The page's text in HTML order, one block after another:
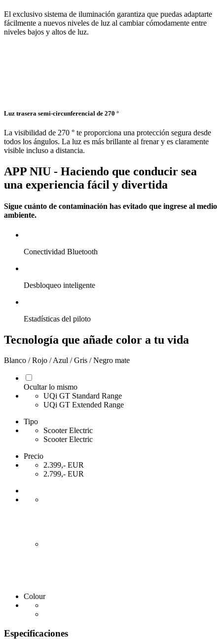
El exclusivo sistema de iluminación garantiza que puedas adaptarte
fácilmente a nuevos niveles de luz al cambiar cómodamente entre
niveles bajos y altos de luz.
Luz trasera semi-circunferencial de 270 °
La visibilidad de 270 ° te proporciona una protección segura desde
todos los ángulos. La luz es más brillante al frenar y es claramente
visible incluso a distancia.
APP NIU - Haciendo que conducir sea
una experiencia fácil y divertida
Sigue cuánto de contaminación has evitado que ingrese al medio
ambiente.
Conectividad Bluetooth
Desbloqueo inteligente
Estadísticas del piloto
Tecnología que añade color a tu vida
Blanco / Rojo / Azul / Gris / Negro mate
Ocultar lo mismo
UQi GT Standard Range
UQi GT Extended Range
Tipo
Scooter Electric
Scooter Electric
Precio
2.399,- EUR
2.799,- EUR
Colour
Especificaciones